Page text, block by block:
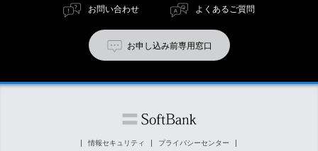
お問い合わせ よくあるご質問
お申し込み前専用窓口
情報セキュリティ プライバシーセンター